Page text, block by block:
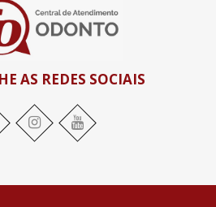
AS REDES SOCIAIS
Instagram YouTube